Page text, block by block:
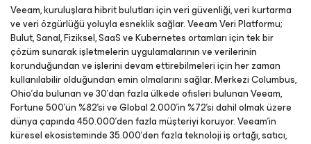
Veeam, kuruluşlara hibrit bulutları için veri güvenliği, veri kurtarma
ve veri özgürlüğü yoluyla esneklik sağlar. Veeam Veri Platformu;
Bulut, Sanal, Fiziksel, SaaS ve Kubernetes ortamları için tek bir
çözüm sunarak işletmelerin uygulamalarının ve verilerinin
korunduğundan ve işlerini devam ettirebilmeleri için her zaman
kullanılabilir olduğundan emin olmalarını sağlar. Merkezi Columbus,
Ohio'da bulunan ve 30'dan fazla ülkede ofisleri bulunan Veeam,
Fortune 500'ün %82'si ve Global 2.000'in %72'si dahil olmak üzere
dünya çapında 450.000'den fazla müşteriyi koruyor. Veeam'in
küresel ekosisteminde 35.000'den fazla teknoloji iş ortağı, satıcı,